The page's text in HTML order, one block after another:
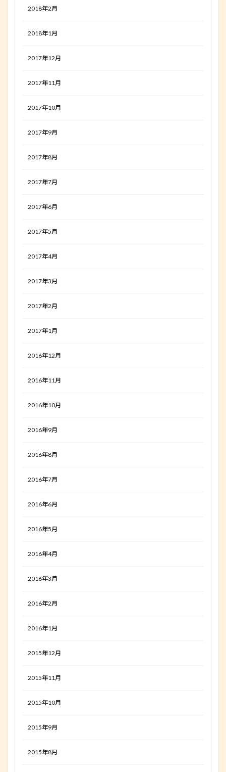
2018年2月
2018年1月
2017年12月
2017年11月
2017年10月
2017年9月
2017年8月
2017年7月
2017年6月
2017年5月
2017年4月
2017年3月
2017年2月
2017年1月
2016年12月
2016年11月
2016年10月
2016年9月
2016年8月
2016年7月
2016年6月
2016年5月
2016年4月
2016年3月
2016年2月
2016年1月
2015年12月
2015年11月
2015年10月
2015年9月
2015年8月